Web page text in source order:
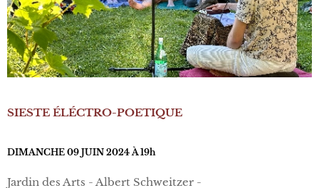
SIESTE ÉLÉCTRO-POETIQUE
DIMANCHE 09 JUIN 2024 À 19h
Jardin des Arts - Albert Schweitzer -